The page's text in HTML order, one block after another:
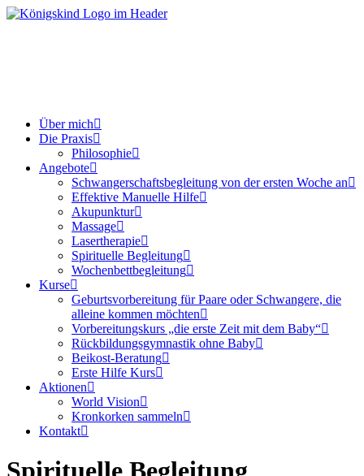
Über mich
Die Praxis
Philosophie
Angebote
Schwangerschaftsbegleitung von der ersten Woche an
Effektive Manuelle Hilfe
Akupunktur
Massage
Lasertherapie
Spirituelle Begleitung
Wochenbettbegleitung
Kurse
Geburtsvorbereitung für Paare oder Schwangere, die
alleine kommen möchten
Vorbereitungskurs „die erste Zeit mit dem Baby“
Rückbildungsgymnastik ohne Baby
Beikost-Beratung
Erste Hilfe Kurs
Aktionen
World Vision
Kronkorken sammeln
Kontakt